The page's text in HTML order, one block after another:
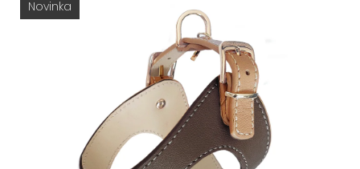
Novinka